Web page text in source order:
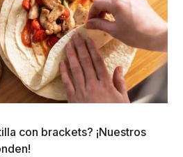
con brackets? ¡Nuestros